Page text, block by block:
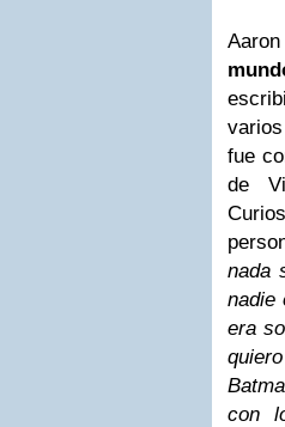
fue
de
nada
nadie
era
con